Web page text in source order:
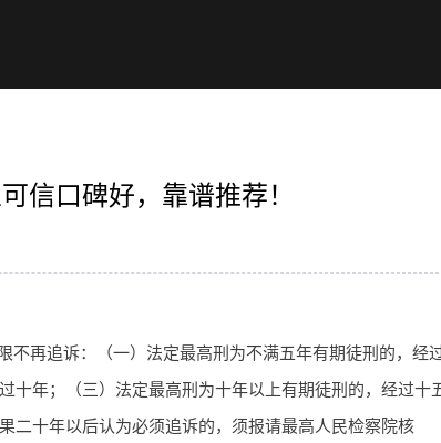
信口碑好，靠谱推荐！
不再追诉：（一）法定最高刑为不满五年有期徒刑的，经
十年；（三）法定最高刑为十年以上有期徒刑的，经过十
二十年以后认为必须追诉的，须报请最高人民检察院核